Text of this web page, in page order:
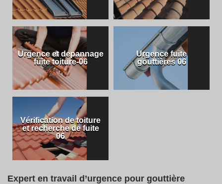
Urgence et depannage
fuite toiture-06
Urgence fuite
gouttières 06
Vérification de toiture
et recherche de fuite
06
Expert en travail d’urgence pour gouttière